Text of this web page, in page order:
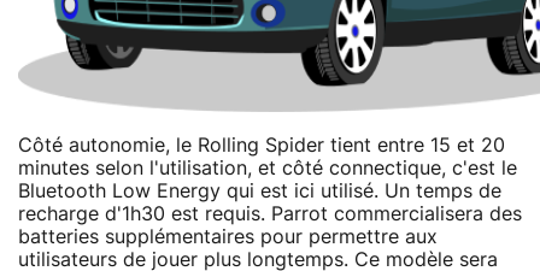
Côté autonomie, le Rolling Spider tient entre 15 et 20
minutes selon l'utilisation, et côté connectique, c'est le
Bluetooth Low Energy qui est ici utilisé. Un temps de
recharge d'1h30 est requis. Parrot commercialisera des
batteries supplémentaires pour permettre aux
utilisateurs de jouer plus longtemps. Ce modèle sera